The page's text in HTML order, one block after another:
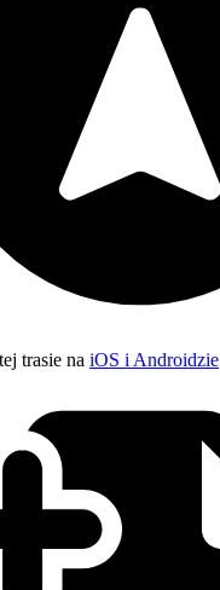
trasie na iOS i Androidzie